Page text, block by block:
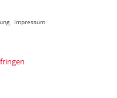
Impressum